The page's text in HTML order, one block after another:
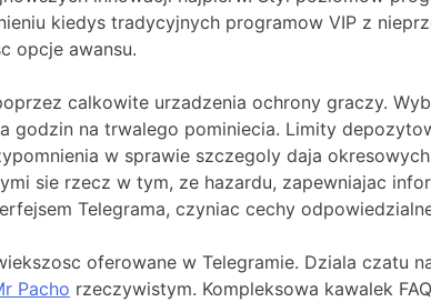
kiedys tradycyjnych programow VIP z
opcje awansu.
calkowite urzadzenia ochrony graczy.
godzin na trwalego pominiecia. Limity
w sprawie szczegoly daja
sie rzecz w tym, ze hazardu, zapewniajac
Telegrama, czyniac cechy
oferowane w Telegramie. Dziala czatu
Pacho rzeczywistym. Kompleksowa kawalek